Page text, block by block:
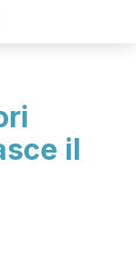
il